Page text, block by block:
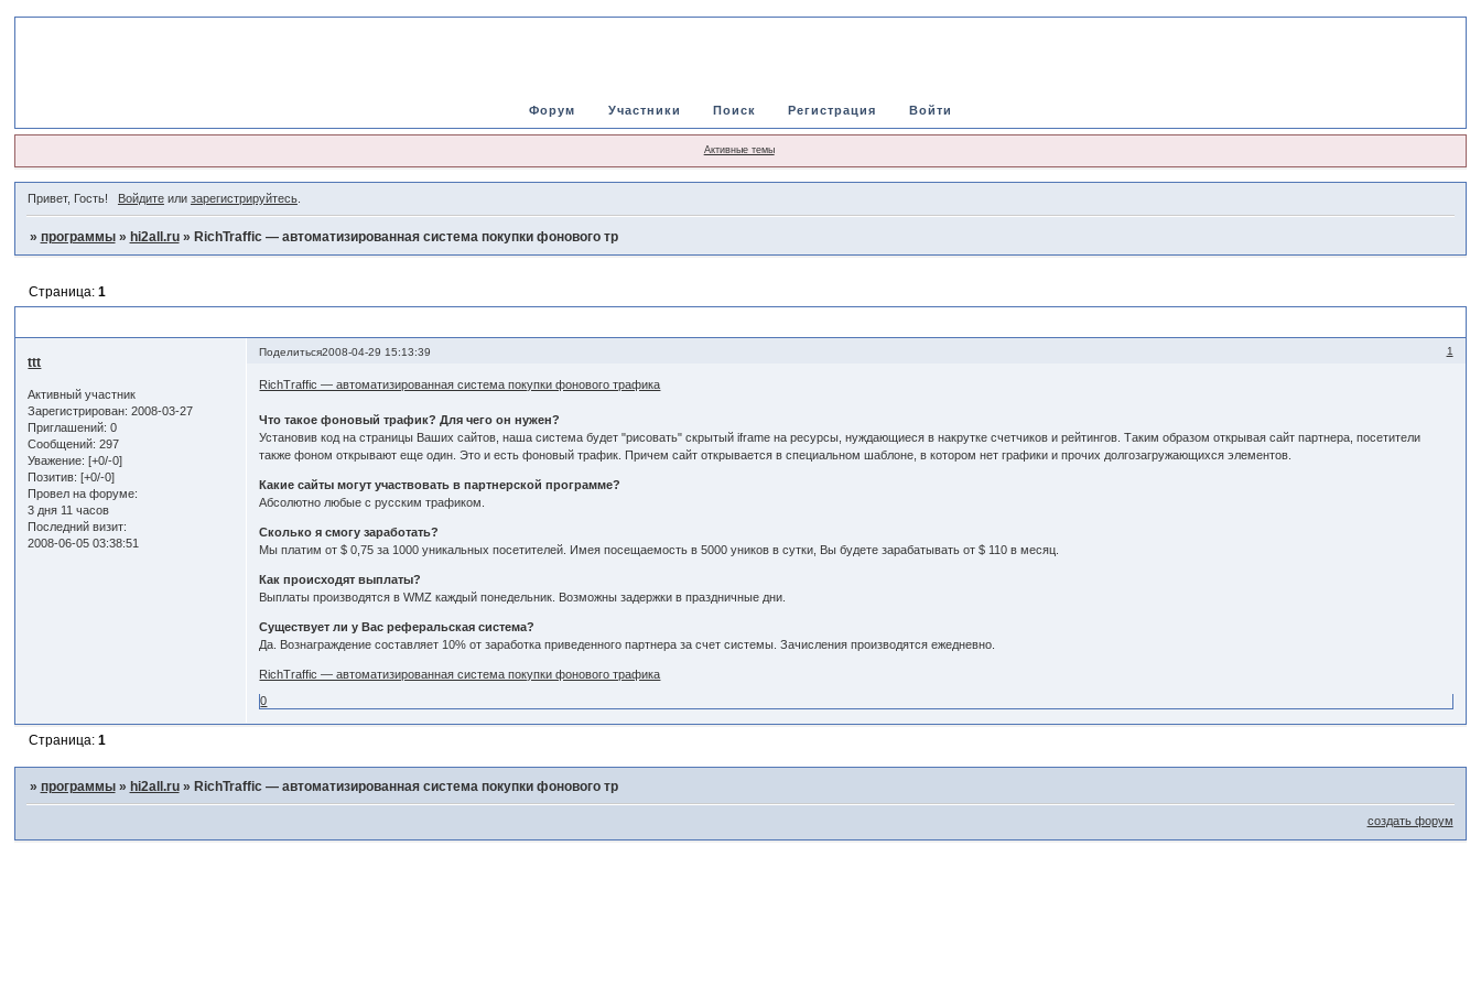
Форум Участники Поиск Регистрация Войти
Активные темы
Привет, Гость! Войдитеили зарегистрируйтесь.
» программы » hi2all.ru » RichTraffic — автоматизированная система покупки фонового тр
Страница: 1
Поделиться 1
2008-04-29 15:13:39
ttt
Активный участник
Зарегистрирован: 2008-03-27
Приглашений: 0
Сообщений: 297
Уважение: [+0/-0]
Позитив: [+0/-0]
Провел на форуме:
3 дня 11 часов
Последний визит:
2008-06-05 03:38:51
RichTraffic — автоматизированная система покупки фонового трафика
Что такое фоновый трафик? Для чего он нужен?
Установив код на страницы Ваших сайтов, наша система будет "рисовать" скрытый iframe на ресурсы, нуждающиеся в накрутке счетчиков и рейтингов. Таким образом открывая сайт партнера, посетители
также фоном открывают еще один. Это и есть фоновый трафик. Причем сайт открывается в специальном шаблоне, в котором нет графики и прочих долгозагружающихся элементов.
Какие сайты могут участвовать в партнерской программе?
Абсолютно любые с русским трафиком.
Сколько я смогу заработать?
Мы платим от $ 0,75 за 1000 уникальных посетителей. Имея посещаемость в 5000 уников в сутки, Вы будете зарабатывать от $ 110 в месяц.
Как происходят выплаты?
Выплаты производятся в WMZ каждый понедельник. Возможны задержки в праздничные дни.
Существует ли у Вас реферальская система?
Да. Вознаграждение составляет 10% от заработка приведенного партнера за счет системы. Зачисления производятся ежедневно.
RichTraffic — автоматизированная система покупки фонового трафика
0
Страница: 1
» программы » hi2all.ru » RichTraffic — автоматизированная система покупки фонового тр
создать форум